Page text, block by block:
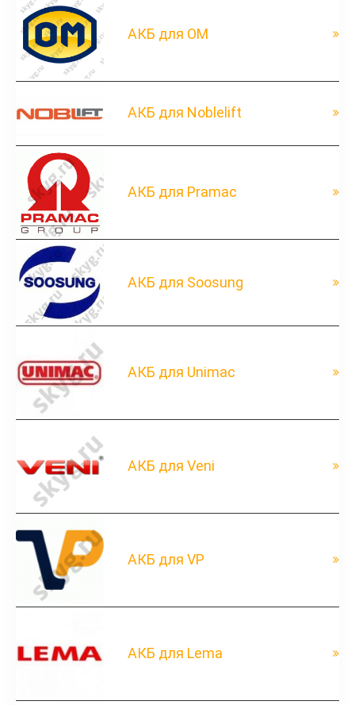
АКБ для OM
АКБ для Noblelift
АКБ для Pramac
АКБ для Soosung
АКБ для Unimac
АКБ для Veni
АКБ для VP
АКБ для Lema